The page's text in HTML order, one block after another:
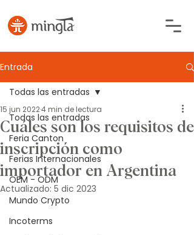
Entrada
Todas las entradas
Feria Canton
Ferias Internacionales
OEM - ODM
Mundo Crypto
Incoterms
Todas las entradas
Cuáles son los requisitos de
inscripción como
importador en Argentina
15 jun 20224 min de lectura
Actualizado: 5 dic 2023